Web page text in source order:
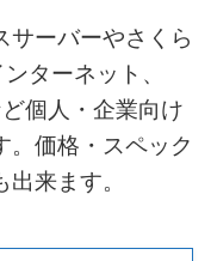
サーバーやさくら
ターネット、
個人・企業向け
。価格・スペック
来ます。